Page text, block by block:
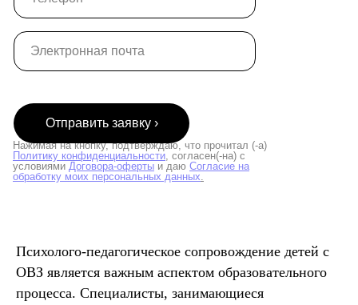
Отправить заявку ›
Нажимая на кнопку, подтверждаю, что прочитал (-а)
Политику конфиденциальности, согласен(-на) с
условиями Договора-оферты и даю Согласие на
обработку моих персональных данных.
Психолого-педагогическое сопровождение детей с
ОВЗ является важным аспектом образовательного
процесса. Специалисты, занимающиеся